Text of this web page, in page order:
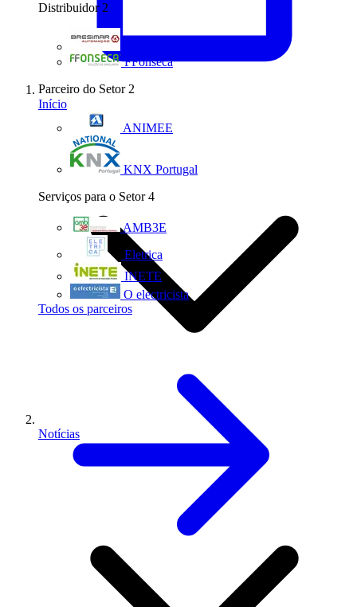
Distribuidor 2
FFonseca
Parceiro do Setor 2
ANIMEE
KNX Portugal
Serviços para o Setor 4
AMB3E
Eletrica
INETE
O electricista
Todos os parceiros
Início
Notícias